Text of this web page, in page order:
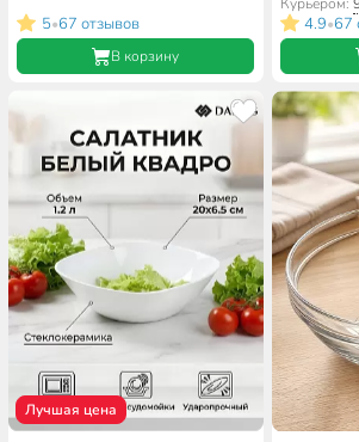
5•67 отзывов
В корзину
4.9•67
Лучшая цена